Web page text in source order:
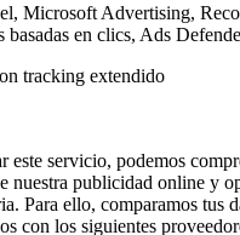
Microsoft Advertising,
basadas en clics, Ads
tracking extendido
este servicio, podemos
nuestra publicidad online y
Para ello, comparamos tus
con los siguientes